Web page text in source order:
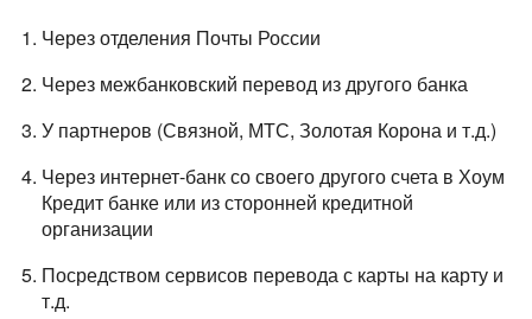
Через отделения Почты России
Через межбанковский перевод из другого банка
У партнеров (Связной, МТС, Золотая Корона и т.д.)
Через интернет-банк со своего другого счета в Хоум
Кредит банке или из сторонней кредитной
организации
Посредством сервисов перевода с карты на карту и
т.д.